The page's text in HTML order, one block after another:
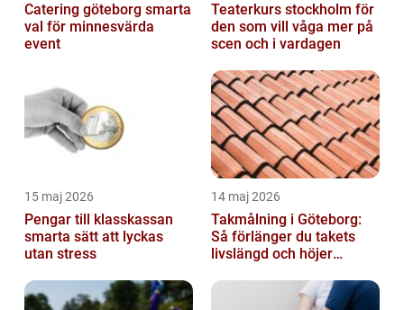
Catering göteborg smarta
val för minnesvärda
event
Teaterkurs stockholm för
den som vill våga mer på
scen och i vardagen
15 maj 2026
Pengar till klasskassan
smarta sätt att lyckas
utan stress
14 maj 2026
Takmålning i Göteborg:
Så förlänger du takets
livslängd och höjer